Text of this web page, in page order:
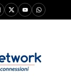
CANNATA E AUTERI